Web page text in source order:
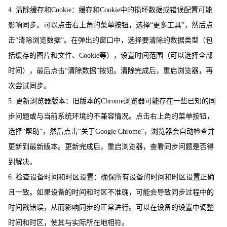
4. 清除缓存和Cookie：缓存和Cookie中的损坏数据或错误配置可能
影响同步。可以点击右上角的菜单按钮，选择“更多工具”，然后点
击“清除浏览数据”。在弹出的窗口中，选择要清除的数据类型（包
括缓存的图片和文件、Cookie等），设置时间范围（可以选择全部
时间），最后点击“清除数据”按钮。清除完成后，重启浏览器，再
次尝试同步。
5. 更新浏览器版本：旧版本的Chrome浏览器可能存在一些已知的同
步问题或与当前系统环境的不兼容情况。点击右上角的菜单按钮，
选择“帮助”，然后点击“关于Google Chrome”，浏览器会自动检查并
更新到最新版本。更新完成后，重启浏览器，查看同步问题是否得
到解决。
6. 检查设备时间和时区设置：确保所有设备的时间和时区设置正确
且一致。如果设备的时间和时区不准确，可能会导致同步过程中的
时间戳错误，从而影响同步的正常进行。可以在设备的设置中调整
时间和时区，使其与实际所在地相符。